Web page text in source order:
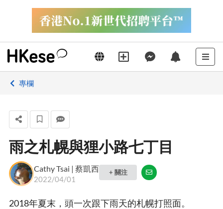
專欄
雨之札幌與狸小路七丁目
Cathy Tsai | 蔡凱西
2022/04/01
+ 關注
2018年夏末，頭一次跟下雨天的札幌打照面。